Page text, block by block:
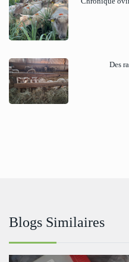
Des
Blogs Similaires